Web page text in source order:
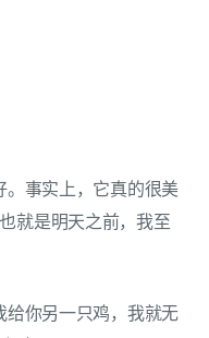
事实上，它真的很美
就是明天之前，我至
你另一只鸡，我就无